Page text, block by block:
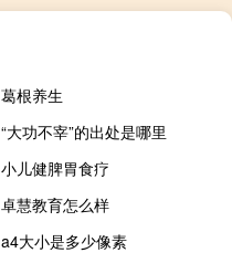
葛根养生
“大功不宰”的出处是哪里
小儿健脾胃食疗
卓慧教育怎么样
a4大小是多少像素